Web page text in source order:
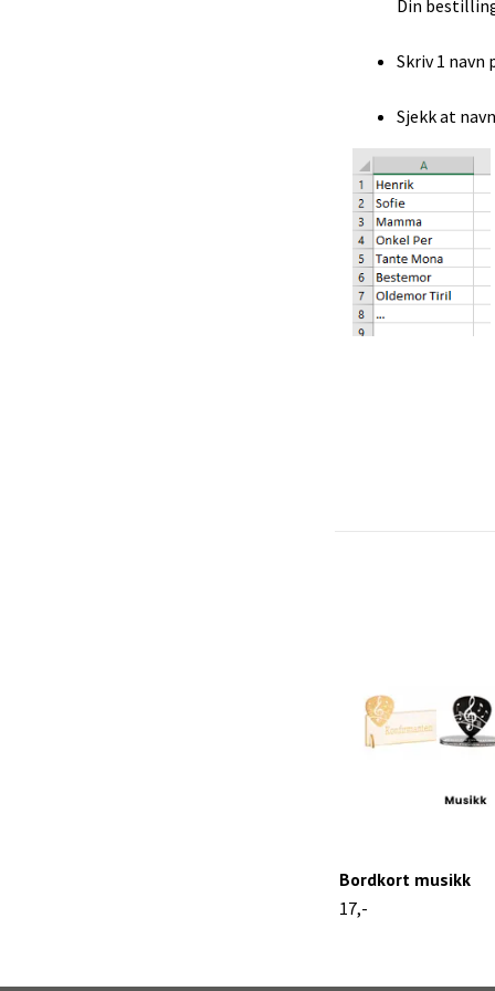
Din
Skriv 1 navn
Sjekk at
Bordkort musikk
17,-